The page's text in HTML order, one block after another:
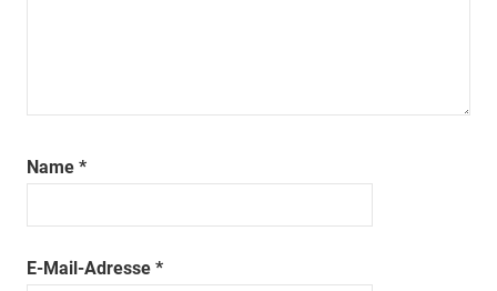
Name *
E-Mail-Adresse *